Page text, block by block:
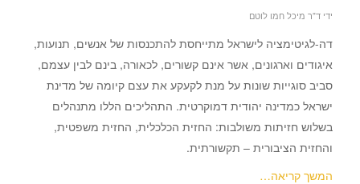
ידיד"ר מיכל חמו לוטם
דה-לגיטימציה לישראל מתייחסת להתכנסות של אנשים, תנועות,
איגודים וארגונים, אשר אינם קשורים, לכאורה, בינם לבין עצמם,
סביב סוגייות שונות על מנת לקעקע את עצם קיומה של מדינת
ישראל כמדינה יהודית דמוקרטית. התהליכים הללו מתנהלים
בשלוש חזיתות משולבות: החזית הכלכלית, החזית משפטית,
והחזית הציבורית – תקשורתית.
המשך קריאה…